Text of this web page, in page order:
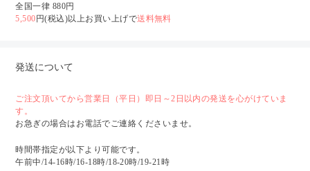
全国一律 880円
5,500 円(税込)以上お買い上げで送料無料
発送について
ご注文頂いてから営業日（平日）即日～2日以内の発送を心がけていま
す。
お急ぎの場合はお電話でご連絡くださいませ。
時間帯指定が以下より可能です。
午前中/14-16時/16-18時/18-20時/19-21時